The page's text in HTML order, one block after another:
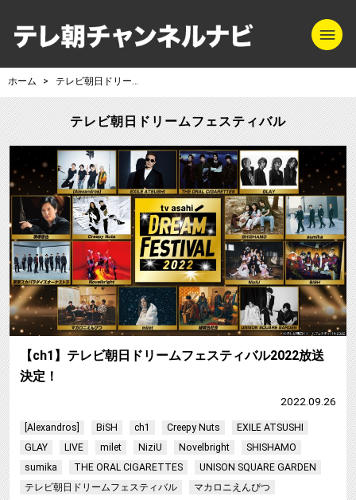
テレ朝チャンネ
ホーム テレビ朝日ドリームフェスティバル
テレビ朝日ドリームフェスティバル
【ch1】テレビ朝日ドリームフェスティバル2022放送
決定！
2022.09.26
[Alexandros] BiSH ch1 Creepy Nuts
EXILE ATSUSHI
GLAY
LIVE milet NiziU Novelbright
SHISHAMO
sumika
THE ORAL CIGARETTES
UNISON SQUARE GARDEN
テレビ朝日ドリームフェスティバル
マカロニえんぴつ